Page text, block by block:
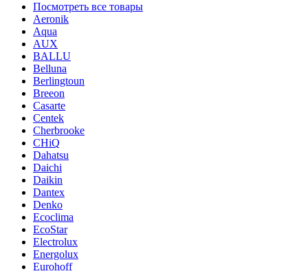
Посмотреть все товары
Aeronik
Aqua
AUX
BALLU
Belluna
Berlingtoun
Breeon
Casarte
Centek
Cherbrooke
CHiQ
Dahatsu
Daichi
Daikin
Dantex
Denko
Ecoclima
EcoStar
Electrolux
Energolux
Eurohoff